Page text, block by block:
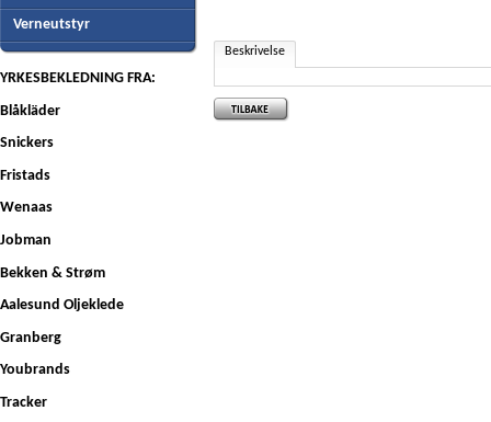
Verneutstyr
YRKESBEKLEDNING FRA:
Blåkläder
Snickers
Fristads
Wenaas
Jobman
Bekken & Strøm
Aalesund Oljeklede
Granberg
Youbrands
Tracker
Beskrivelse